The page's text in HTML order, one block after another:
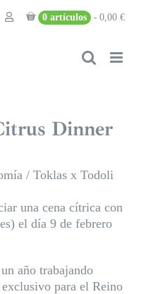
0 artículos 0,00 €
Dinner
/ Toklas x Todoli
una cena cítrica con
el día 9 de febrero
año trabajando
para el Reino